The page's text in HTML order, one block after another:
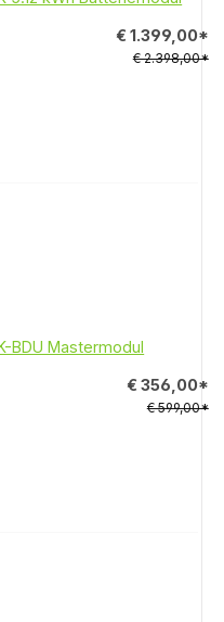
€ 1.399,00*
€ 2.398,00*
BDU Mastermodul
€ 356,00*
€ 599,00*